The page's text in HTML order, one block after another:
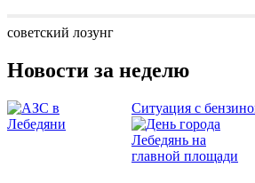
советский лозунг
Новости за неделю
Ситуация с